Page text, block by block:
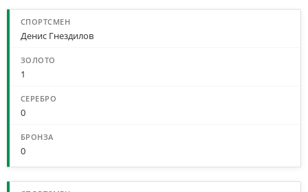
Денис Гнездилов
1
0
0